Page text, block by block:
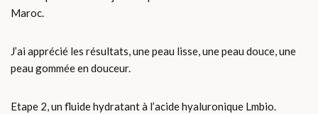
Maroc.
J’ai apprécié les résultats, une peau lisse, une peau douce, une
peau gommée en douceur.
Etape 2, un fluide hydratant à l’acide hyaluronique Lmbio.